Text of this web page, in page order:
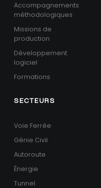
Accompagnements
méthodologiques
Missions de
production
Développement
logiciel
Formations
SECTEURS
Voie Ferrée
Génie Civil
Autoroute
Énergie
Tunnel